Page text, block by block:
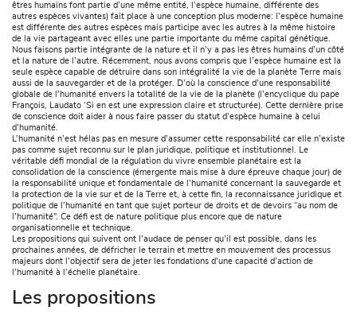
êtres humains font partie d’une même entité, l’espèce humaine, différente des
autres espèces vivantes) fait place à une conception plus moderne: l’espèce humaine
est différente des autres espèces mais participe avec les autres à la même histoire
de la vie partageant avec elles une partie importante du même capital génétique.
Nous faisons partie intégrante de la nature et il n’y a pas les êtres humains d’un côté
et la nature de l’autre. Récemment, nous avons compris que l’espèce humaine est la
seule espèce capable de détruire dans son intégralité la vie de la planète Terre mais
aussi de la sauvegarder et de la protéger. D’où la conscience d’une responsabilité
globale de l’humanité envers la totalité de la vie de la planète (l’encyclique du pape
François, Laudato ‘Si en est une expression claire et structurée). Cette dernière prise
de conscience doit aider à nous faire passer du statut d’espèce humaine à celui
d’humanité.
L’humanité n’est hélas pas en mesure d’assumer cette responsabilité car elle n’existe
pas comme sujet reconnu sur le plan juridique, politique et institutionnel. Le
véritable défi mondial de la régulation du vivre ensemble planétaire est la
consolidation de la conscience (émergente mais mise à dure épreuve chaque jour) de
la responsabilité unique et fondamentale de l’humanité concernant la sauvegarde et
la protection de la vie sur et de la Terre et, à cette fin, la reconnaissance juridique et
politique de l’humanité en tant que sujet porteur de droits et de devoirs “au nom de
l’humanité”. Ce défi est de nature politique plus encore que de nature
organisationnelle et technique.
Les propositions qui suivent ont l’audace de penser qu’il est possible, dans les
prochaines années, de défricher le terrain et mettre en mouvement des processus
majeurs dont l’objectif sera de jeter les fondations d’une capacité d’action de
l’humanité à l’échelle planétaire.
Les propositions